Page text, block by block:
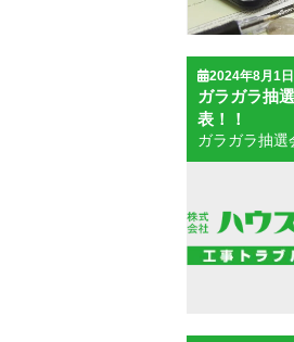
2024年8月1日
ガラガラ抽
表！！